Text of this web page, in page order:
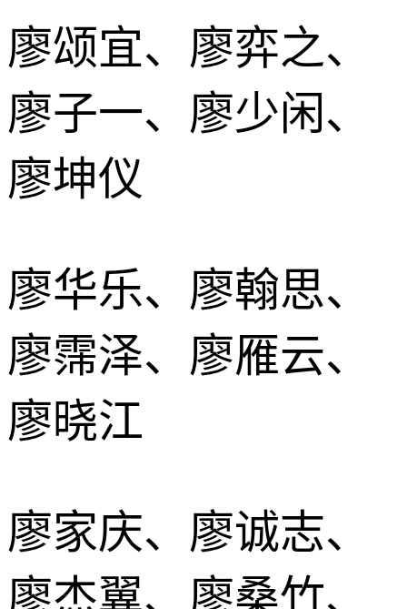
廖颂宜、廖弈之、
廖子一、廖少闲、
廖坤仪
廖华乐、廖翰思、
廖霈泽、廖雁云、
廖晓江
廖家庆、廖诚志、
廖杰翼、廖桑竹、